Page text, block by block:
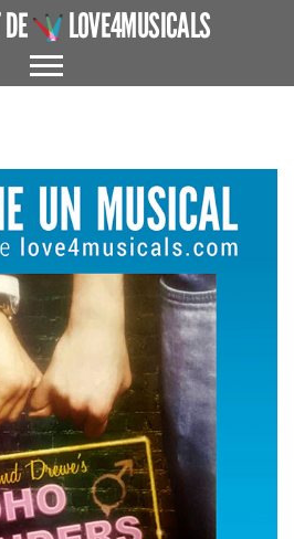
DE LOVE4MUSICALS
UN MUSICAL
EN ESPAÑA
AUTORES
X FAVOR
VARIOS